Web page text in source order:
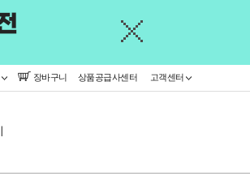
장바구니 상품공급사센터 고객센터